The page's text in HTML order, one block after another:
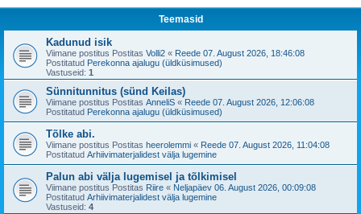
Teemasid
Kadunud isik
Viimane postitus Postitas Volli2 « Reede 07. August 2026, 18:46:08
Postitatud Perekonna ajalugu (üldküsimused)
Vastuseid: 1
Sünnitunnitus (sünd Keilas)
Viimane postitus Postitas AnneliS « Reede 07. August 2026, 12:06:08
Postitatud Perekonna ajalugu (üldküsimused)
Tõlke abi.
Viimane postitus Postitas heerolemmi « Reede 07. August 2026, 11:04:08
Postitatud Arhiivimaterjalidest välja lugemine
Palun abi välja lugemisel ja tõlkimisel
Viimane postitus Postitas Riire « Neljapäev 06. August 2026, 00:09:08
Postitatud Arhiivimaterjalidest välja lugemine
Vastuseid: 4